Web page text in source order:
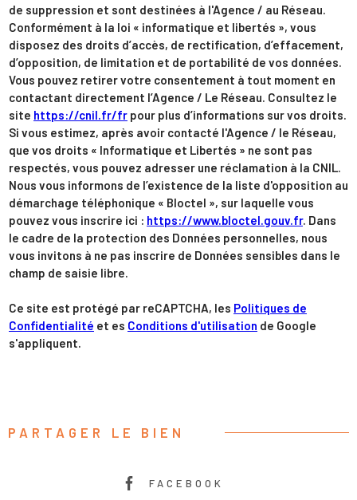
de suppression et sont destinées à l'Agence / au Réseau.
Conformément à la loi « informatique et libertés », vous
disposez des droits d’accès, de rectification, d’effacement,
d’opposition, de limitation et de portabilité de vos données.
Vous pouvez retirer votre consentement à tout moment en
contactant directement l’Agence / Le Réseau. Consultez le
site https://cnil.fr/fr pour plus d’informations sur vos droits.
Si vous estimez, après avoir contacté l'Agence / le Réseau,
que vos droits « Informatique et Libertés » ne sont pas
respectés, vous pouvez adresser une réclamation à la CNIL.
Nous vous informons de l’existence de la liste d'opposition au
démarchage téléphonique « Bloctel », sur laquelle vous
pouvez vous inscrire ici : https://www.bloctel.gouv.fr. Dans
le cadre de la protection des Données personnelles, nous
vous invitons à ne pas inscrire de Données sensibles dans le
champ de saisie libre.
Ce site est protégé par reCAPTCHA, les Politiques de
Confidentialité et es Conditions d'utilisation de Google
s'appliquent.
PARTAGER LE BIEN
FACEBOOK